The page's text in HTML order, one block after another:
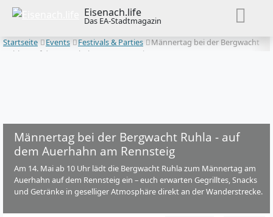
Eisenach.life
Das EA-Stadtmagazin
Startseite
Events Festivals & Parties
Männertag bei der Bergwacht
Ruhla - auf dem Auerhahn am Rennsteig
Männertag bei der Bergwacht Ruhla - auf
dem Auerhahn am Rennsteig
Am 14. Mai ab 10 Uhr lädt die Bergwacht Ruhla zum Männertag am
Auerhahn auf dem Rennsteig ein – euch erwarten Gegrilltes, Snacks
und Getränke in geselliger Atmosphäre direkt an der Wanderstrecke.